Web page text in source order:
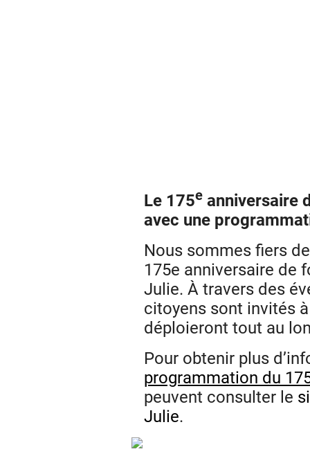
Le 175e anniversaire
avec une
Nous sommes fiers
175e anniversaire de
Julie. À travers des
citoyens sont invités
déploieront tout au
Pour obtenir plus
programmation du
peuvent consulter le
Julie.